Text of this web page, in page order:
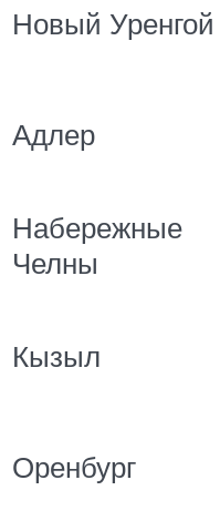
Новый Уренгой
Адлер
Набережные
Челны
Кызыл
Оренбург